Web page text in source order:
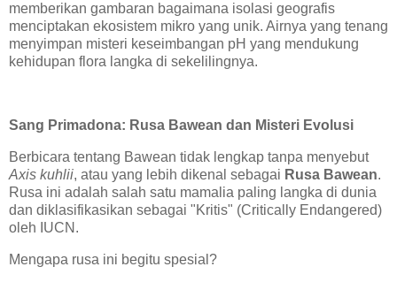
memberikan gambaran bagaimana isolasi geografis
menciptakan ekosistem mikro yang unik. Airnya yang tenang
menyimpan misteri keseimbangan pH yang mendukung
kehidupan flora langka di sekelilingnya.
Sang Primadona: Rusa Bawean dan Misteri Evolusi
Berbicara tentang Bawean tidak lengkap tanpa menyebut
Axis kuhlii, atau yang lebih dikenal sebagai Rusa Bawean.
Rusa ini adalah salah satu mamalia paling langka di dunia
dan diklasifikasikan sebagai "Kritis" (Critically Endangered)
oleh IUCN.
Mengapa rusa ini begitu spesial?